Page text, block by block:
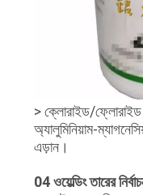
> ক্লোরাইড/ফ্লোরাইড
অ্যালুমিনিয়াম-
এড়ান।
04 ওয়েল্ডিং তারের